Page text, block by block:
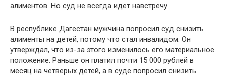
алиментов. Но суд не всегда идет навстречу.
В республике Дагестан мужчина попросил суд снизить
алименты на детей, потому что стал инвалидом. Он
утверждал, что из-за этого изменилось его материальное
положение. Раньше он платил почти 15 000 рублей в
месяц на четверых детей, а в суде попросил снизить